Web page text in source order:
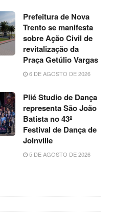
Prefeitura de Nova
Trento se manifesta
sobre Ação Civil de
revitalização da
Praça Getúlio Vargas
6 DE AGOSTO DE 2026
Plié Studio de Dança
representa São João
Batista no 43º
Festival de Dança de
Joinville
5 DE AGOSTO DE 2026